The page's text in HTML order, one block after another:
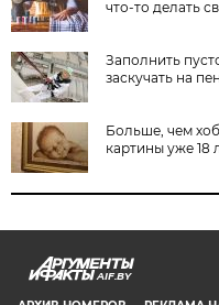
что-то делать
Заполнить
заскучать на
Больше, чем
картины уже 18
AIF.BY